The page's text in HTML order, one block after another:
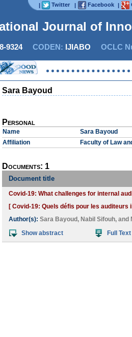
| Twitter | Facebook |
Journal of
9324CODEN: IJIABO OCLC
Sara Bayoud
Personal
Name
Sara Bayoud
Affiliation
Faculty of Law
Documents: 1
Document title
Covid-19: What challenges for internal
[ Covid-19: Quels défis pour les auditeurs
Author(s): Sara Bayoud , Nabil Sifouh, and
Show abstract
Full Text